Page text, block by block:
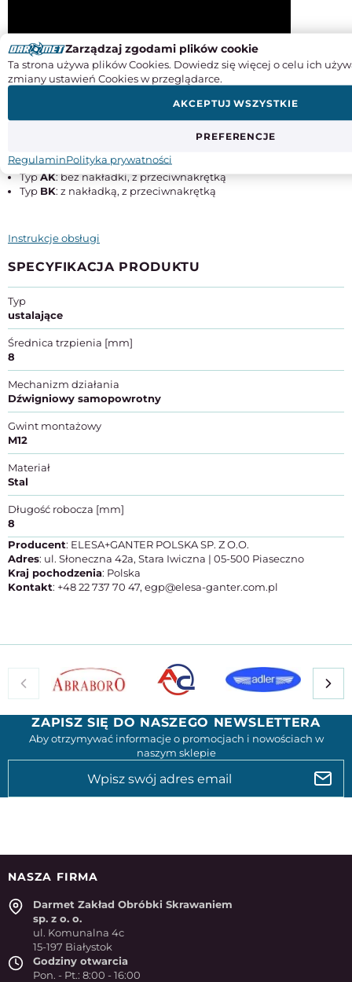
Warianty wykonania:
TypB: z nakładką, bez przeciwnakrętki
TypAK: bez nakładki, z przeciwnakrętką
Typ BK: z nakładką, z przeciwnakrętką
Instrukcje obsługi
SPECYFIKACJA PRODUKTU
Typ
ustalające
Średnica trzpienia [mm]
8
Mechanizm działania
Dźwigniowy samopowrotny
Gwint montażowy
M12
Materiał
Stal
Długość robocza [mm]
8
Producent: ELESA+GANTER POLSKA SP. Z O.O.
Adres: ul. Słoneczna 42a, Stara Iwiczna | 05-500 Piaseczno
Kraj pochodzenia: Polska
Kontakt: +48 22 737 70 47, egp@elesa-ganter.com.pl
ZAPISZ SIĘ DO NASZEGO NEWSLETTERA
Aby otrzymywać informacje o promocjach i nowościach w
naszym sklepie
NASZA FIRMA
Darmet Zakład Obróbki Skrawaniem
sp. z o. o.
ul. Komunalna 4c
15-197 Białystok
Godziny otwarcia
Pon. - Pt.: 8:00 - 16:00
Zarządzaj zgodami plików cookie
Ta strona używa plików Cookies. Dowiedz się więcej o celu ich
zmiany ustawień Cookies w przeglądarce.
PREFERENCJE
AKCEPTUJ WSZYSTKIE
RegulaminPolityka prywatności